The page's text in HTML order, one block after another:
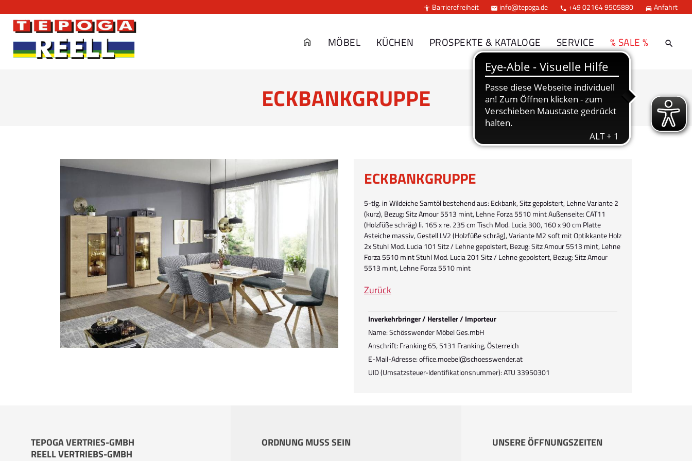
 Barrierefreiheit  info@tepoga.de  +49 02164 9505880  Anfahrt
MÖBEL KÜCHEN PROSPEKTE & KATALOGE SERVICE % SALE %
ECKBANKGRUPPE
ECKBANKGRUPPE
5-tlg. in Wildeiche Samtöl bestehend aus: Eckbank, Sitz gepolstert, Lehne Variante 2
(kurz), Bezug: Sitz Amour 5513 mint, Lehne Forza 5510 mint Außenseite: CAT11
(Holzfüße schräg) li. 165 x re. 235 cm Tisch Mod. Lucia 300, 160 x 90 cm Platte
Asteiche massiv, Gestell LV2 (Holzfüße schräg), Variante M2 soft mit Optikkante Holz
2x Stuhl Mod. Lucia 101 Sitz / Lehne gepolstert, Bezug: Sitz Amour 5513 mint, Lehne
Forza 5510 mint Stuhl Mod. Lucia 201 Sitz / Lehne gepolstert, Bezug: Sitz Amour
5513 mint, Lehne Forza 5510 mint
Zurück
Inverkehrbringer / Hersteller / Importeur
Name: Schösswender Möbel Ges.mbH
Anschrift: Franking 65, 5131 Franking, Österreich
E-Mail-Adresse: office.moebel@schoesswender.at
UID (Umsatzsteuer-Identifikationsnummer): ATU 33950301
TEPOGA VERTRIES-GMBH
REELL VERTRIEBS-GMBH
ORDNUNG MUSS SEIN
UNSERE ÖFFNUNGSZEITEN